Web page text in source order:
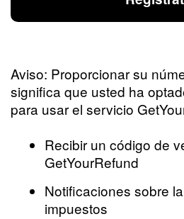
Aviso: Proporcionar su
significa que usted ha
para usar el servicio
Recibir un código de
GetYourRefund
Notificaciones sobre
impuestos